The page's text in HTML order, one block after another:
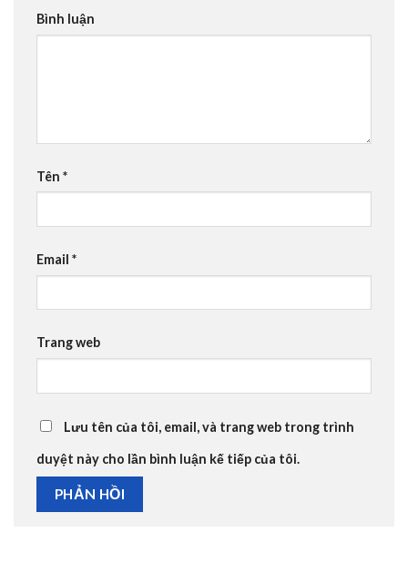
Bình luận
Tên *
Email *
Trang web
Lưu tên của tôi, email, và trang web trong trình
duyệt này cho lần bình luận kế tiếp của tôi.